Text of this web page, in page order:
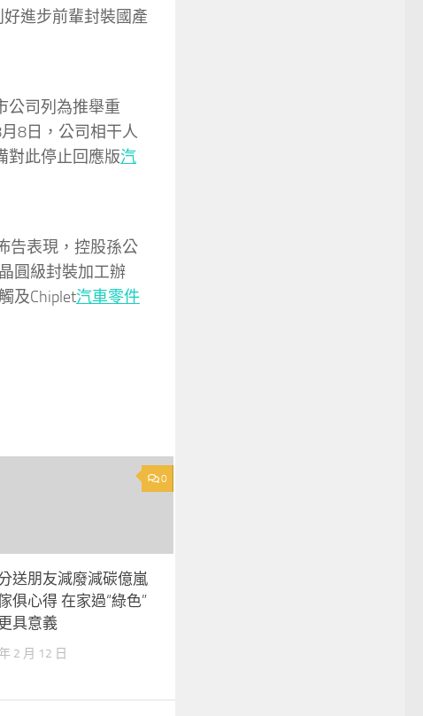
進步前輩封裝國產
公司列為推舉重
8日，公司相干人
對此停止回應版汽
告表現，控股孫公
圓級封裝加工辦
及Chiplet汽車零件
0
送朋友減廢減碳億嵐
俱心得 在家過“綠色”
具意義
2 月 12 日